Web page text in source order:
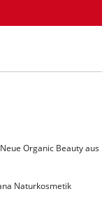
Organic Beauty aus
Naturkosmetik